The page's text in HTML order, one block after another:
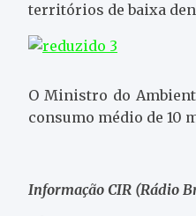
territórios de baixa
O Ministro do
consumo médio de 10
Informação CIR (Rádio